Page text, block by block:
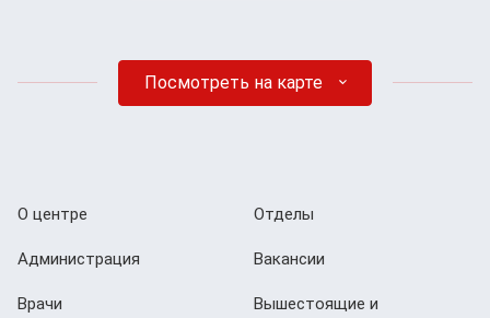
Посмотреть на карте
О центре
Администрация
Врачи
Отделы
Вакансии
Вышестоящие и